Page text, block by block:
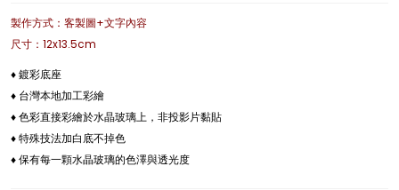
製作方式：客製圖+文字內容
尺寸：12x13.5cm
♦ 鍍彩底座
♦ 台灣本地加工彩繪
♦ 色彩直接彩繪於水晶玻璃上，非投影片黏貼
♦ 特殊技法加白底不掉色
♦ 保有每一顆水晶玻璃的色澤與透光度